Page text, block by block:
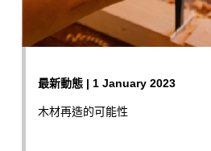
最新動態 | 1 January 2023
木材再造的可能性